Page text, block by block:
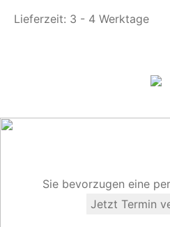
Lieferzeit: 3 - 4 Werktage
Sie bevorzugen eine
Jetzt Termin